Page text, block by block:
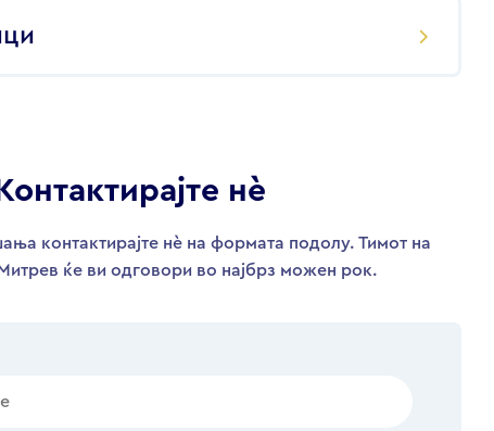
Контактирајте нѐ
контактирајте нѐ на формата подолу. Тимот на
ќе ви одговори во најбрз можен рок.